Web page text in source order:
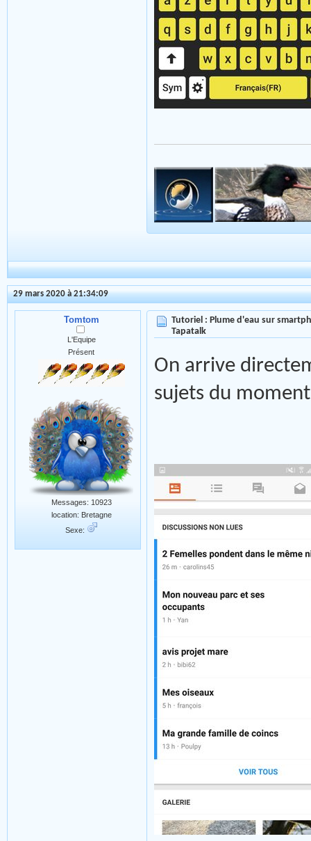
29 mars 2020 à 21:34:09
Tomtom
L'Equipe
Présent
Messages: 10923
location: Bretagne
Sexe:
Tutoriel : Plume d'eau sur
Tapatalk
On arrive
sujets du